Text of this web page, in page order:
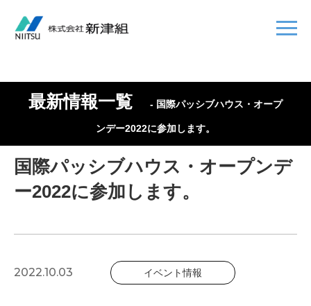
最新情報一覧 - 国際パッシブハウス・オープ
ンデー2022に参加します。
国際パッシブハウス・オープンデ
ー2022に参加します。
2022.10.03 イベント情報